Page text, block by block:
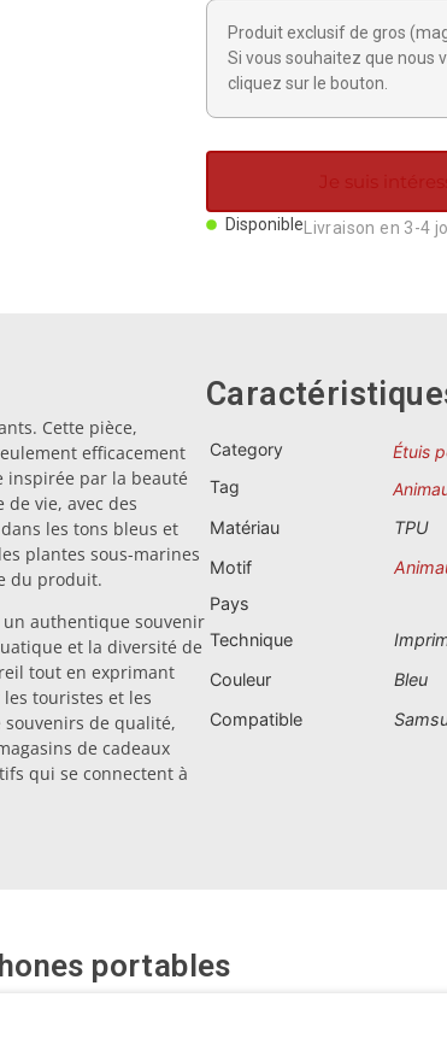
Produit exclusif de gros
Si vous souhaitez que nous
cliquez sur le bouton.
Je suis
Disponible Livraison en 3-4
Cette pièce,
efficacement
inspirée par la beauté
vie, avec des
les tons bleus et
plantes sous-marines
du produit.
un authentique souvenir
et la diversité de
tout en exprimant
touristes et les
souvenirs de qualité,
de cadeaux
qui se connectent à
Category
Étuis
Tag
Matériau
TPU
Motif
Pays
Technique
Couleur
Bleu
Compatible
portables